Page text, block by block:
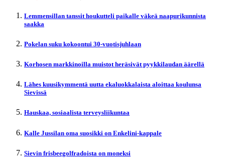
Lemmensillan tanssit houkutteli paikalle väkeä naapurikunnista
saakka
Pokelan suku kokoontui 30-vuotisjuhlaan
Korhosen markkinoilla muistot heräsivät pyykkilaudan äärellä
Lähes kuusikymmentä uutta ekaluokkalaista aloittaa koulunsa
Sievissä
Hauskaa, sosiaalista terveysliikuntaa
Kalle Jussilan oma suosikki on Enkelini-kappale
Sievin frisbeegolfradoista on moneksi